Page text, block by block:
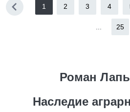
1 2 3 4
25
Роман
Наследие